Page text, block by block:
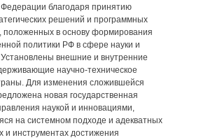
Федерации благодаря принятию
решений и программных
положенных в основу формирования
политики РФ в сфере науки и
внешние и внутренние
научно-техническое
Для изменения сложившейся
новая государственная
наукой и инновациями,
на системном подходе и адекватных
и инструментах достижения